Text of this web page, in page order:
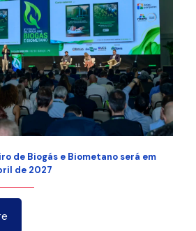
de Biogás e Biometano será em
de 2027